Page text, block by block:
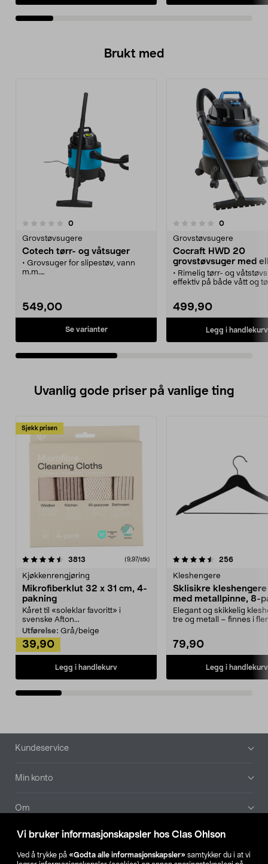
Vi bruker informasjonskapsler hos Clas Ohlson
Ved å trykke på «Godta alle informasjonskapsler» samtykker du i at vi
Brukt med
0anmeldelser
Grovstøvsugere
Cotech tørr- og våtsuger
• Grovsuger for slipestøv, vann
m.m.
549,00
Se varianter
0.0 av 5 stjerner 0anmeldelser
Grovstøvsugere
Cocraft HWD 20
grovstøvsuger med
pose
• Rimelig tørr- og
effektiv på både vått og
kraftig grovstøvsuger.
• Våt- og tørrstøvsuger
liters beholder og stabile
• Praktisk blåsefunksjon
499,90
Legg i handlekurv
0.0 av 5 stjerner
Uvanlig gode priser på vanlige ting
Sjekk prisen
3813 anmeldelser(9,97/stk)
Kjøkkenrengjøring
Mikrofiberklut 32 x 31 cm, 4-
pakning
Kåret til «soleklar favoritt» i
svenske Afton...
Utførelse: Grå/beige
39,90
Legg i handlekurv
4.5av 5 stjerner 256
Kleshengere
Sklisikre
med metallpinne, 8-
Elegant og skikkelig
tre og metall – finnes i
79,90
Legg i handlekurv
4.5av 5 stjerner
Bunntekst
Kundeservice
Min konto
Om
Aktuelt